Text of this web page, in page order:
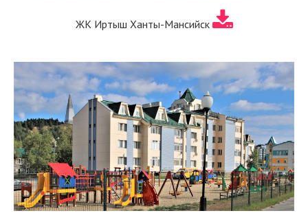
ЖК Иртыш Ханты-Мансийск